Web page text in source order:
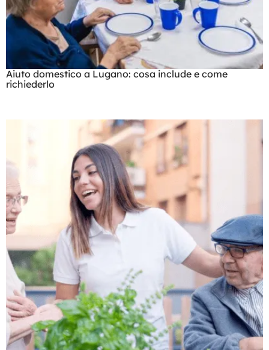
Aiuto domestico a Lugano: cosa include e come
richiederlo